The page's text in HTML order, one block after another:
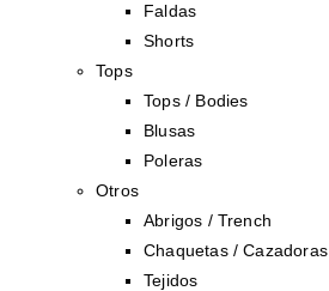
Faldas
Shorts
Tops
Tops / Bodies
Blusas
Poleras
Otros
Abrigos / Trench
Chaquetas / Cazadoras
Tejidos